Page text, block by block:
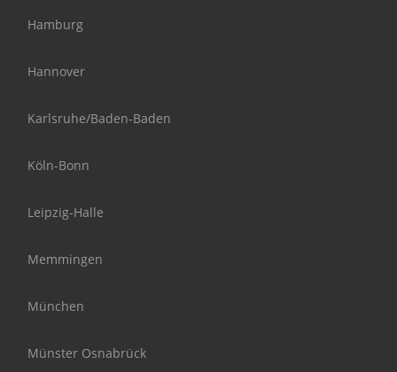
Hamburg
Hannover
Karlsruhe/Baden-Baden
Köln-Bonn
Leipzig-Halle
Memmingen
München
Münster Osnabrück